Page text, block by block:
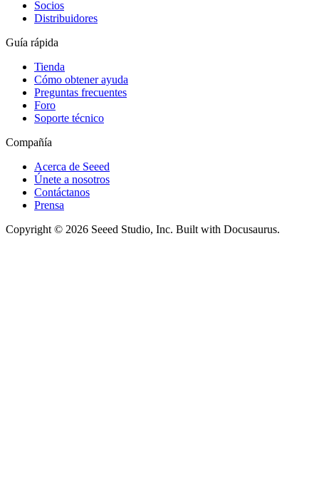
Socios
Distribuidores
Guía rápida
Tienda
Cómo obtener ayuda
Preguntas frecuentes
Foro
Soporte técnico
Compañía
Acerca de Seeed
Únete a nosotros
Contáctanos
Prensa
Copyright © 2026 Seeed Studio, Inc. Built with Docusaurus.